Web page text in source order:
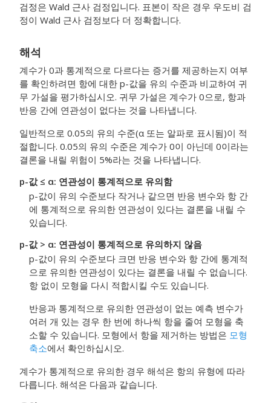
검정은 Wald 근사 검정입니다. 표본이 작은 경우 우도비 검
정이 Wald 근사 검정보다 더 정확합니다.
해석
계수가 0과 통계적으로 다르다는 증거를 제공하는지 여부
를 확인하려면 항에 대한 p-값을 유의 수준과 비교하여 귀
무 가설을 평가하십시오. 귀무 가설은 계수가 0으로, 항과
반응 간에 연관성이 없다는 것을 나타냅니다.
일반적으로 0.05의 유의 수준(α 또는 알파로 표시됨)이 적
절합니다. 0.05의 유의 수준은 계수가 0이 아닌데 0이라는
결론을 내릴 위험이 5%라는 것을 나타냅니다.
p-값 ≤ α: 연관성이 통계적으로 유의함
p-값이 유의 수준보다 작거나 같으면 반응 변수와 항 간
에 통계적으로 유의한 연관성이 있다는 결론을 내릴 수
있습니다.
p-값 > α: 연관성이 통계적으로 유의하지 않음
p-값이 유의 수준보다 크면 반응 변수와 항 간에 통계적
으로 유의한 연관성이 있다는 결론을 내릴 수 없습니다.
항 없이 모형을 다시 적합시킬 수도 있습니다.
반응과 통계적으로 유의한 연관성이 없는 예측 변수가
여러 개 있는 경우 한 번에 하나씩 항을 줄여 모형을 축
소할 수 있습니다. 모형에서 항을 제거하는 방법은 모형
축소에서 확인하십시오.
계수가 통계적으로 유의한 경우 해석은 항의 유형에 따라
다릅니다. 해석은 다음과 같습니다.